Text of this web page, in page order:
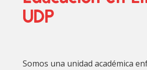
UDP
Somos una unidad académica